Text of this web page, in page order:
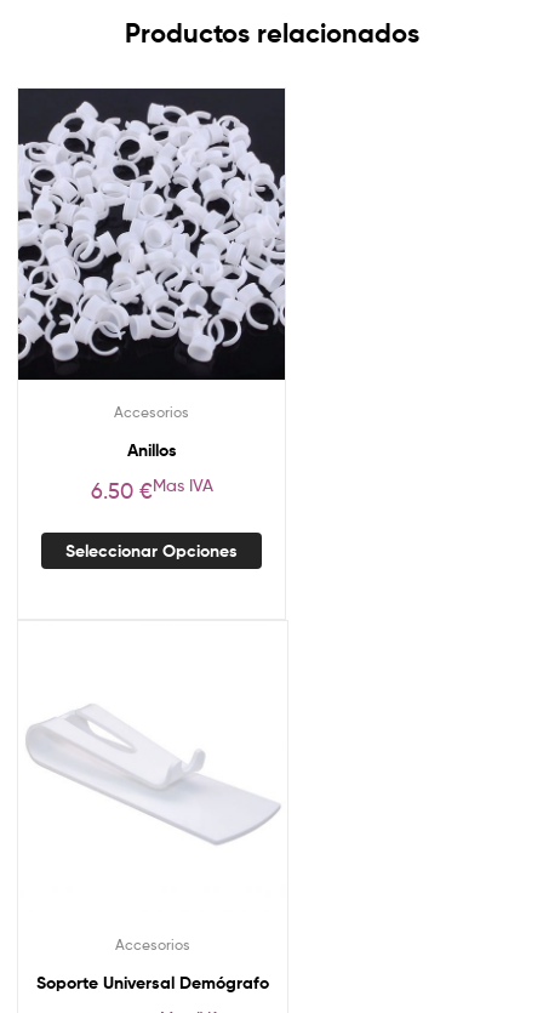
Productos relacionados
Accesorios
Anillos
6.50 €Mas IVA
Seleccionar Opciones
Accesorios
Soporte Universal Demógrafo